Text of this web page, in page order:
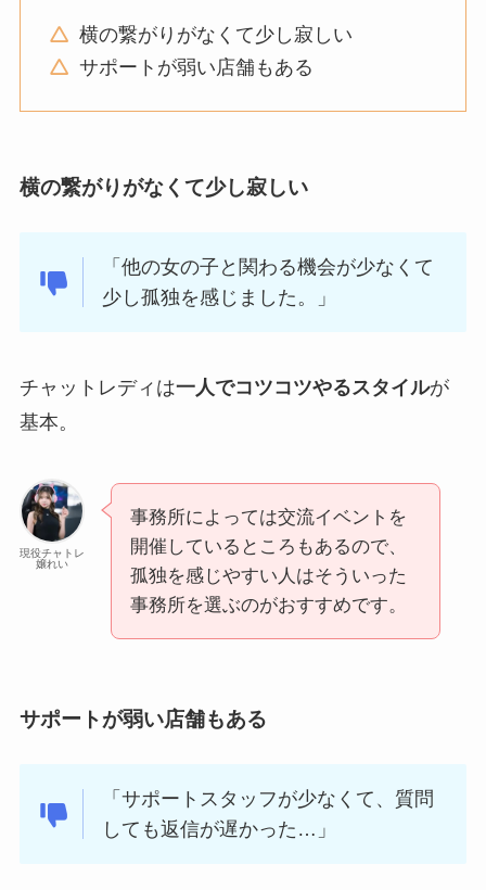
横の繋がりがなくて少し寂しい
サポートが弱い店舗もある
横の繋がりがなくて少し寂しい
「他の女の子と関わる機会が少なくて
少し孤独を感じました。」
チャットレディは一人でコツコツやるスタイルが
基本。
現役チャトレ
嬢れい
事務所によっては交流イベントを
開催しているところもあるので、
孤独を感じやすい人はそういった
事務所を選ぶのがおすすめです。
サポートが弱い店舗もある
「サポートスタッフが少なくて、質問
しても返信が遅かった…」